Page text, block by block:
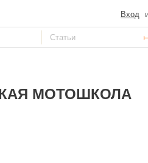
Вход
МОТОШКОЛА